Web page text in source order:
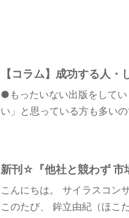
【コラム】成功する人・
●もったいない出版をして
い」と思っている方も多い
新刊☆『他社と競わず 市
こんにちは。 サイラスコン
このたび、 鉾立由紀（ほ